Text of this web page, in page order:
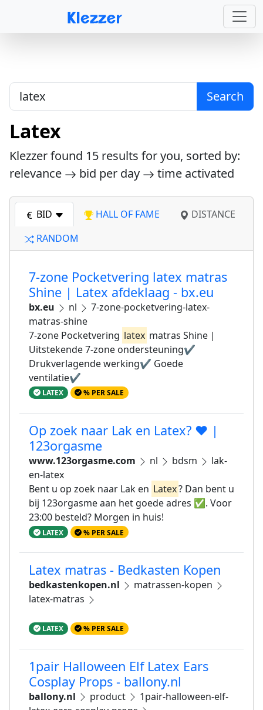
Search
Latex
Klezzer found 15 results for you, sorted by:
relevance
bid per day time activated
BID HALL OF FAME
DISTANCE
RANDOM
7-zone Pocketvering latex matras
Shine | Latex afdeklaag - bx.eu
bx.eu nl
7-zone-pocketvering-latex-
matras-shine
7-zone Pocketvering latex matras Shine |
Uitstekende 7-zone ondersteuning✔️
Drukverlagende werking✔️ Goede
ventilatie✔️
LATEX % PER SALE
Op zoek naar Lak en Latex? ❤ |
123orgasme
www.123orgasme.com nl bdsm
lak-
en-latex
Bent u op zoek naar Lak en Latex? Dan bent u
bij 123orgasme aan het goede adres ✅. Voor
23:00 besteld? Morgen in huis!
LATEX % PER SALE
Latex matras - Bedkasten Kopen
bedkastenkopen.nl
matrassen-kopen
latex-matras
LATEX % PER SALE
1pair Halloween Elf Latex Ears
Cosplay Props - ballony.nl
ballony.nl product
1pair-halloween-elf-